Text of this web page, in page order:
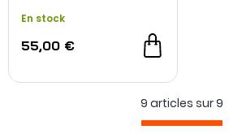
En stock
55,00 €
9 articles sur9